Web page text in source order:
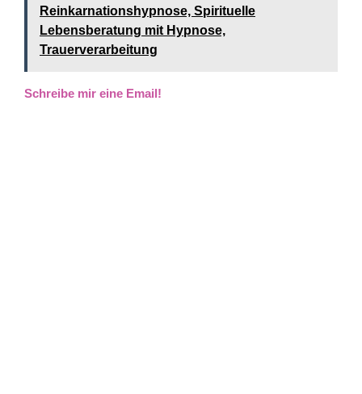
Reinkarnationshypnose, Spirituelle
Lebensberatung mit Hypnose,
Trauerverarbeitung
Schreibe mir eine Email!